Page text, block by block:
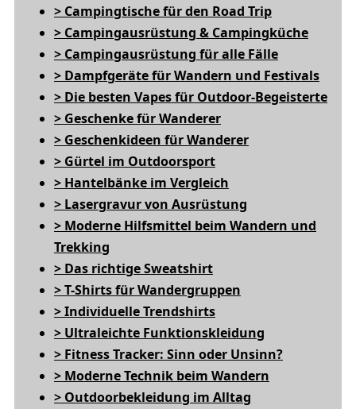
> Campingtische für den Road Trip
> Campingausrüstung & Campingküche
> Campingausrüstung für alle Fälle
> Dampfgeräte für Wandern und Festivals
> Die besten Vapes für Outdoor-Begeisterte
> Geschenke für Wanderer
> Geschenkideen für Wanderer
> Gürtel im Outdoorsport
> Hantelbänke im Vergleich
> Lasergravur von Ausrüstung
> Moderne Hilfsmittel beim Wandern und
Trekking
> Das richtige Sweatshirt
> T-Shirts für Wandergruppen
> Individuelle Trendshirts
> Ultraleichte Funktionskleidung
> Fitness Tracker: Sinn oder Unsinn?
> Moderne Technik beim Wandern
> Outdoorbekleidung im Alltag